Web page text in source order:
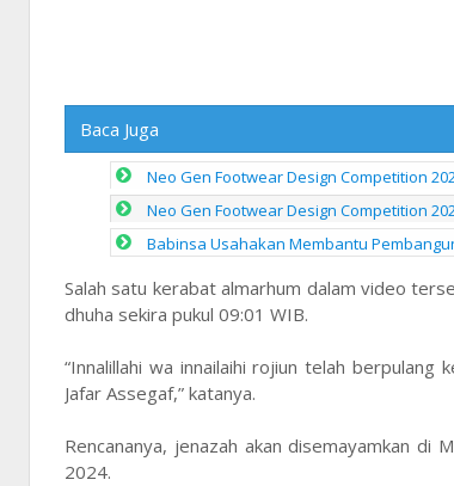
Baca Juga
Neo Gen Footwear Design Competition
Neo Gen Footwear Design Competition
Babinsa Usahakan Membantu
Salah satu kerabat almarhum dalam video
dhuha sekira pukul 09:01 WIB.
“Innalillahi wa innailaihi rojiun telah berpulang
Jafar Assegaf,” katanya.
Rencananya, jenazah akan disemayamkan di
2024.